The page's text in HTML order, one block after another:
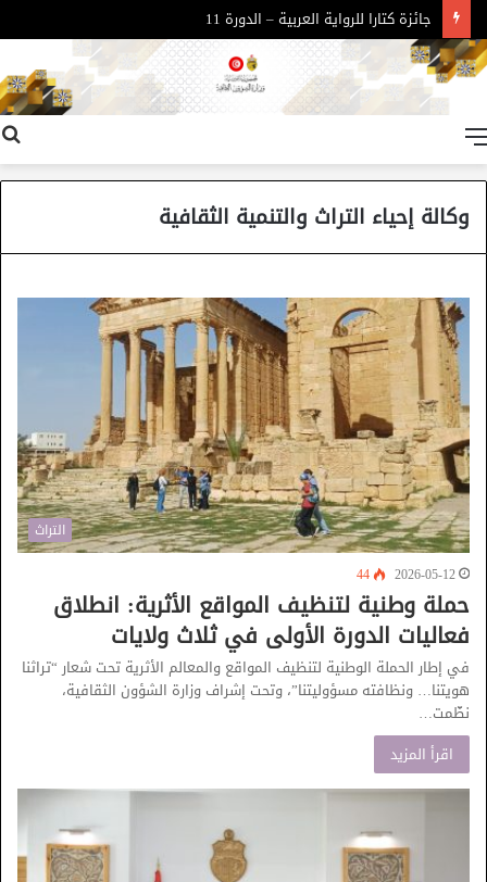
جائزة كتارا للرواية العربية – الدورة 11
وكالة إحياء التراث والتنمية الثقافية
التراث
2026-05-12
44
حملة وطنية لتنظيف المواقع الأثرية: انطلاق
فعاليات الدورة الأولى في ثلاث ولايات
في إطار الحملة الوطنية لتنظيف المواقع والمعالم الأثرية تحت شعار “تراثنا
هويتنا… ونظافته مسؤوليتنا”، وتحت إشراف وزارة الشؤون الثقافية،
نظّمت…
اقرأ المزيد